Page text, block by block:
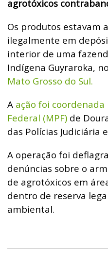
agrotóxicos
Os produtos estavam
ilegalmente em
interior de uma
Indígena Guyraroka,
Mato Grosso do Sul.
A ação foi
Federal (MPF) de
das Polícias Judiciária
A operação foi
denúncias sobre o
de agrotóxicos em
dentro de reserva
ambiental.